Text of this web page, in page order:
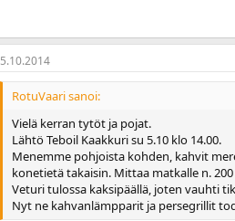
5.10.2014
RotuVaari sanoi:
Vielä kerran tytöt ja pojat.
Lähtö Teboil Kaakkuri su 5.10 klo 14.00.
Menemme pohjoista kohden, kahvit
konetietä takaisin. Mittaa matkalle n.
Veturi tulossa kaksipäällä, joten vauhti
Nyt ne kahvanlämpparit ja persegrillit